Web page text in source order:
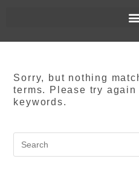
Sorry, but nothing
terms. Please try
keywords.